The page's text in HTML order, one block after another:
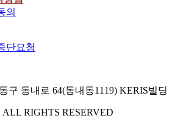
의
단요청
구 동내로 64(동내동1119) KERIS빌딩
RIGHTS RESERVED